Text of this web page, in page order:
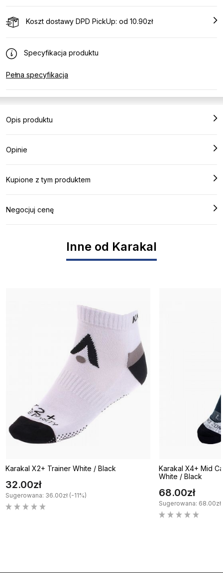
Koszt dostawy DPD PickUp: od 10.90zł
Specyfikacja produktu
Pełna specyfikacja
Opis produktu
Opinie
Kupione z tym produktem
Negocjuj cenę
Inne od Karakal
Karakal X2+ Trainer White / Black
32.00zł
Sugerowana: 36.00zł (-11%)
Karakal X4+ Mid
White / Black
68.00zł
Sugerowana: 68.00zł